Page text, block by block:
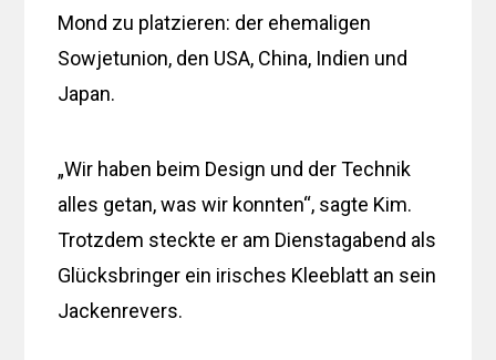
Mond zu platzieren: der ehemaligen
Sowjetunion, den USA, China, Indien und
Japan.
„Wir haben beim Design und der Technik
alles getan, was wir konnten“, sagte Kim.
Trotzdem steckte er am Dienstagabend als
Glücksbringer ein irisches Kleeblatt an sein
Jackenrevers.